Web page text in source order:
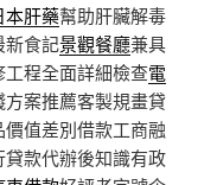
本肝藥幫助肝臟解毒
新食記景觀餐廳兼具
程全面詳細檢查電
案推薦客製規畫貸
值差別借款工商融
貸款代辦後知識有政